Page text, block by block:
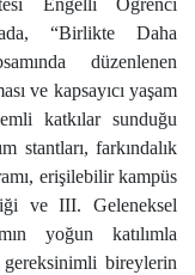
Engelli Öğrenci
“Birlikte Daha
düzenlenen
ve kapsayıcı yaşam
katkılar sunduğu
stantları, farkındalık
erişilebilir kampüs
ve III. Geleneksel
yoğun katılımla
bireylerin